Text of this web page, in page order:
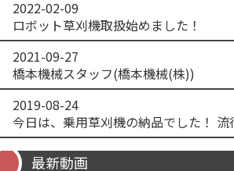
2022-02-09
ロボット草刈機取扱始めました！
2021-09-27
橋本機械スタッフ(橋本機械(株))
2019-08-24
最新動画